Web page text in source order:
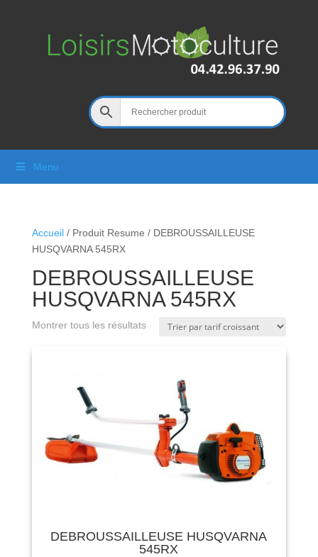
Menu
Accueil/ Produit Resume / DEBROUSSAILLEUSE
HUSQVARNA 545RX
DEBROUSSAILLEUSE
HUSQVARNA 545RX
Montrer tous les résultats
DEBROUSSAILLEUSE HUSQVARNA
545RX